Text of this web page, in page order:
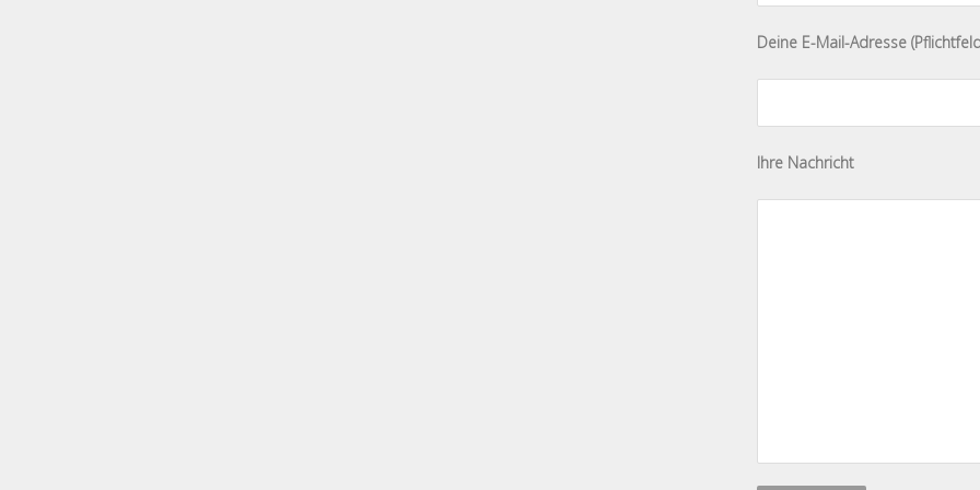
Bitte lasse dieses Feld leer.
Deine E-Mail-Adresse
Ihre Nachricht